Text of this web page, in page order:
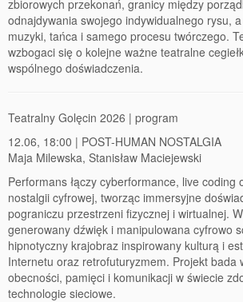
Kontakt
Partnerzy
zbiorowych przekonań, granicy między
odnajdywania swojego indywidualnego rysu,
muzyki, tańca i samego procesu twórczego.
wzbogaci się o kolejne ważne teatralne
wspólnego doświadczenia.
Teatralny Golęcin 2026 | program
12.06, 18:00 | POST-HUMAN NOSTALGIA
Maja Milewska, Stanisław Maciejewski
Performans łączy cyberformance, live coding
nostalgii cyfrowej, tworząc immersyjne
pograniczu przestrzeni fizycznej i wirtualnej.
generowany dźwięk i manipulowana cyfrowo
hipnotyczny krajobraz inspirowany kulturą i
Internetu oraz retrofuturyzmem. Projekt bada
obecności, pamięci i komunikacji w świecie
technologie sieciowe.